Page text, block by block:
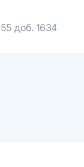
доб. 1634